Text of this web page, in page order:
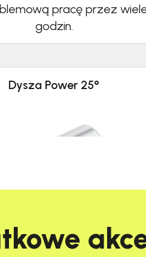
pracę przez
godzin.
Dysza Power 25°